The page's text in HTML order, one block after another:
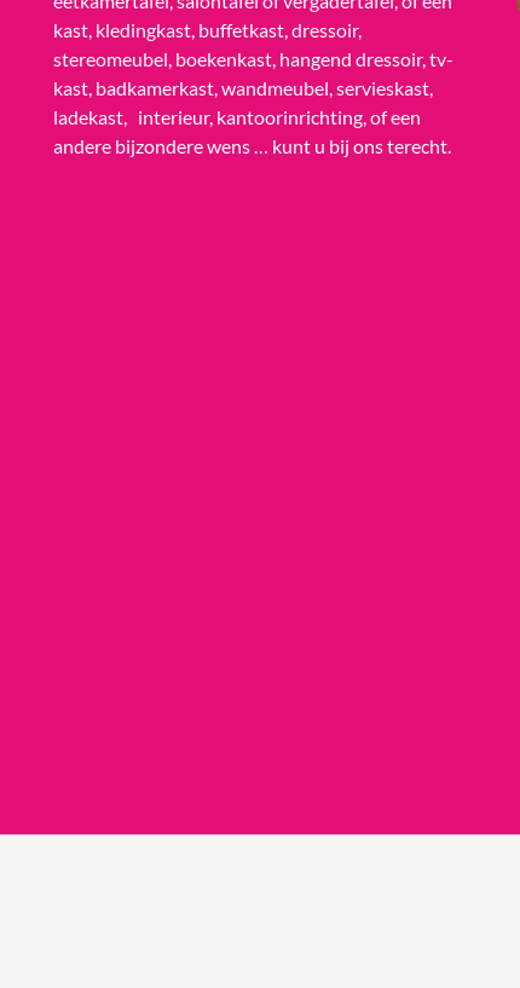
kast, kledingkast, buffetkast, dressoir,
stereomeubel, boekenkast, hangend dressoir, tv-
kast, badkamerkast, wandmeubel, servieskast,
ladekast, interieur, kantoorinrichting, of een
andere bijzondere wens … kunt u bij ons terecht.